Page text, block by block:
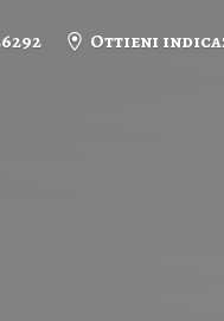
Ottieni